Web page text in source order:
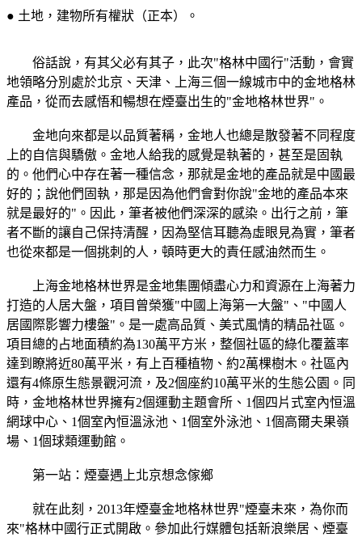
● 土地，建物所有權狀（正本）。
俗話說，有其父必有其子，此次"格林中國行"活動，會實
地領略分別處於北京、天津、上海三個一線城市中的金地格林
產品，從而去感悟和暢想在煙臺出生的"金地格林世界"。
金地向來都是以品質著稱，金地人也總是散發著不同程度
上的自信與驕傲。金地人給我的感覺是執著的，甚至是固執
的。他們心中存在著一種信念，那就是金地的產品就是中國最
好的；說他們固執，那是因為他們會對你說"金地的產品本來
就是最好的"。因此，筆者被他們深深的感染。出行之前，筆
者不斷的讓自己保持清醒，因為堅信耳聽為虛眼見為實，筆者
也從來都是一個挑刺的人，頓時更大的責任感油然而生。
上海金地格林世界是金地集團傾盡心力和資源在上海著力
打造的人居大盤，項目曾榮獲"中國上海第一大盤"、"中國人
居國際影響力樓盤"。是一處高品質、美式風情的精品社區。
項目總的占地面積約為130萬平方米，整個社區的綠化覆蓋率
達到瞭將近80萬平米，有上百種植物、約2萬棵樹木。社區內
還有4條原生態景觀河流，及2個座約10萬平米的生態公園。同
時，金地格林世界擁有2個運動主題會所、1個四片式室內恒溫
網球中心、1個室內恒溫泳池、1個室外泳池、1個高爾夫果嶺
場、1個球類運動館。
第一站：煙臺遇上北京想念傢鄉
就在此刻，2013年煙臺金地格林世界"煙臺未來，為你而
來"格林中國行正式開啟。參加此行媒體包括新浪樂居、煙臺